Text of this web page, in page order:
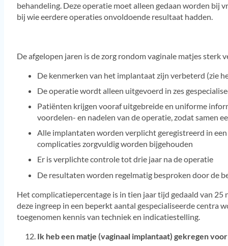
behandeling. Deze operatie moet alleen gedaan worden bij
bij wie eerdere operaties onvoldoende resultaat hadden.
De afgelopen jaren is de zorg rondom vaginale matjes sterk
De kenmerken van het implantaat zijn verbeterd (zie
De operatie wordt alleen uitgevoerd in zes
Patiënten krijgen vooraf uitgebreide en uniforme
voordelen- en nadelen van de operatie, zodat samen
Alle implantaten worden verplicht geregistreerd in
complicaties zorgvuldig worden bijgehouden
Er is verplichte controle tot drie jaar na de operatie
De resultaten worden regelmatig besproken door de
Het complicatiepercentage is in tien jaar tijd gedaald van
deze ingreep in een beperkt aantal gespecialiseerde
toegenomen kennis van techniek en indicatiestelling.
Ik heb een matje (vaginaal implantaat) gekregen